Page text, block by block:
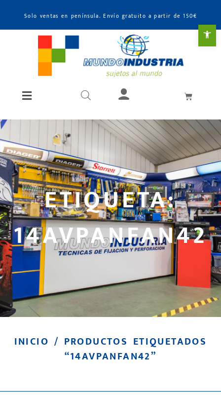
Solo ventas en península. Envío gratuito a partir de 150€
ETIQUETA:
14AVPANFAN42
INICIO / PRODUCTOS ETIQUETADOS
“14AVPANFAN42”